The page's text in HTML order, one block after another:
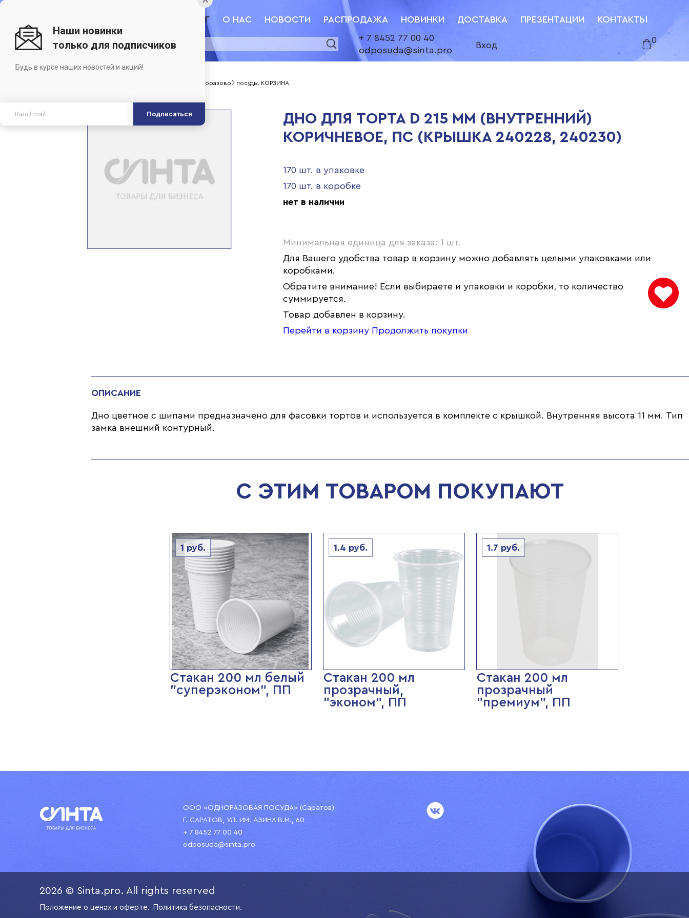
Наши новинки
только для подписчиков
Будь в курсе наших новостей и акций!
Подписаться
КАТАЛОГ О НАС НОВОСТИ РАСПРОДАЖА НОВИНКИ ДОСТАВКА ПРЕЗЕНТАЦИИ
КОНТАКТЫ
+ 7 8452 77 00 40
odposuda@sinta.pro
Вход
0
Интернет-магазин упаковки и одноразовой посуды. КОРЗИНА
ДНО ДЛЯ ТОРТА D 215 ММ (ВНУТРЕННИЙ)
КОРИЧНЕВОЕ, ПС (КРЫШКА 240228, 240230)
170 шт. в упаковке
170 шт. в коробке
нет в наличии
Минимальная единица для заказа: 1 шт.
Для Вашего удобства товар в корзину можно добавлять целыми упаковками или
коробками.
Обратите внимание! Если выбираете и упаковки и коробки, то количество
суммируется.
Товар добавлен в корзину.
Перейти в корзину Продолжить покупки
ОПИСАНИЕ
Дно цветное с шипами предназначено для фасовки тортов и используется в комплекте с крышкой. Внутренняя высота 11 мм. Тип
замка внешний контурный.
С ЭТИМ ТОВАРОМ ПОКУПАЮТ
1руб.
Стакан 200 мл белый
"суперэконом", ПП
1.4 руб.
Стакан 200 мл
прозрачный,
"эконом", ПП
1.7 руб.
Стакан 200 мл
прозрачный
"премиум", ПП
ООО «ОДНОРАЗОВАЯ ПОСУДА» (Саратов)
Г. САРАТОВ, УЛ. ИМ. АЗИНА В.М., 60
+ 7 8452 77 00 40
odposuda@sinta.pro
2026 © Sinta.pro. All rights reserved
Положение о ценах и оферте. Политика безопасности.